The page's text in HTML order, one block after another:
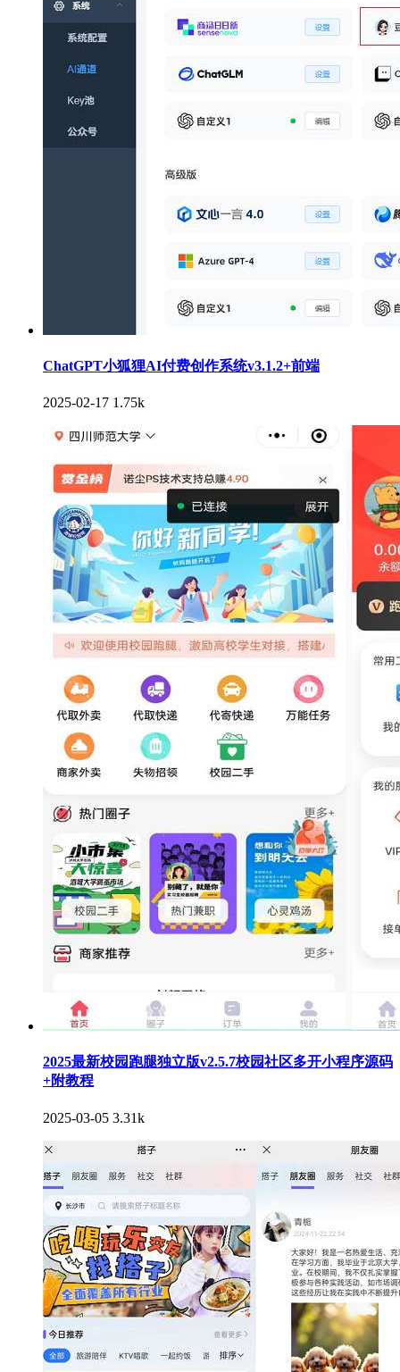
ChatGPT小狐狸AI付费创作系统v3.1.2+前端
2025-02-17 1.75k
2025最新校园跑腿独立版v2.5.7校园社区多开小程序源码
+附教程
2025-03-05 3.31k